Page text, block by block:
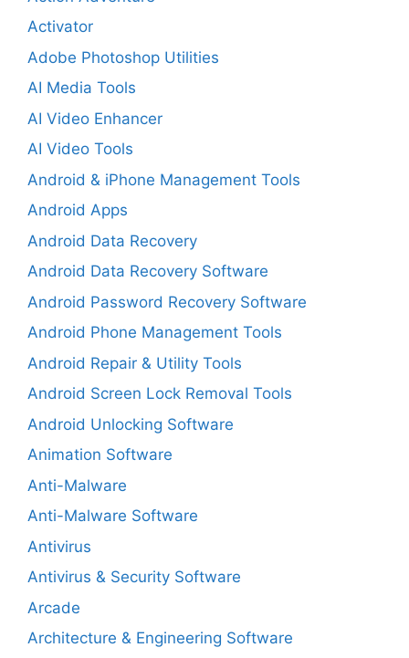
Activator
Adobe Photoshop Utilities
AI Media Tools
AI Video Enhancer
AI Video Tools
Android & iPhone Management Tools
Android Apps
Android Data Recovery
Android Data Recovery Software
Android Password Recovery Software
Android Phone Management Tools
Android Repair & Utility Tools
Android Screen Lock Removal Tools
Android Unlocking Software
Animation Software
Anti-Malware
Anti-Malware Software
Antivirus
Antivirus & Security Software
Arcade
Architecture & Engineering Software